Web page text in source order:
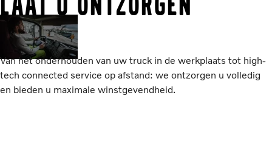
Van het onderhouden van uw truck in de werkplaats tot high-
tech connected service op afstand: we ontzorgen u volledig
en bieden u maximale winstgevendheid.